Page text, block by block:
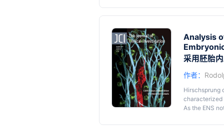
Analysis
采用胚胎
作者：
Hirschsprung
characterized
As the ENS
HSCR occurs